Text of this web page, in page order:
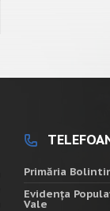
Primăria
Evidența
Vale